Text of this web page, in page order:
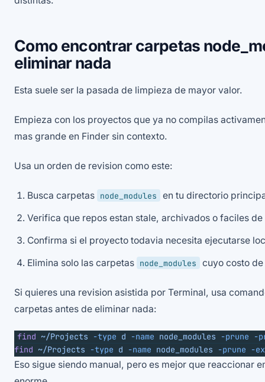
Como encontrar carpetas
eliminar nada
Esta suele ser la pasada de limpieza de mayor valor.
Empieza con los proyectos que ya no compilas
mas grande en Finder sin contexto.
Usa un orden de revision como este:
Busca carpetas node_modules
en tu directorio
Verifica que repos estan stale, archivados o faciles
Confirma si el proyecto todavia necesita ejecutarse
Elimina solo las carpetas node_modules cuyo costo
Si quieres una revision asistida por Terminal, usa
carpetas antes de eliminar nada:
find ~/Projects -type d -name node_modules -prune -
find ~/Projects -type d -name node_modules -prune -
Eso sigue siendo manual, pero es mejor que reaccionar